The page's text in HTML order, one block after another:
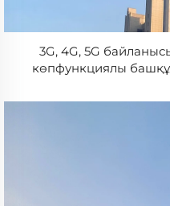
3G, 4G, 5G
көпфункциялы